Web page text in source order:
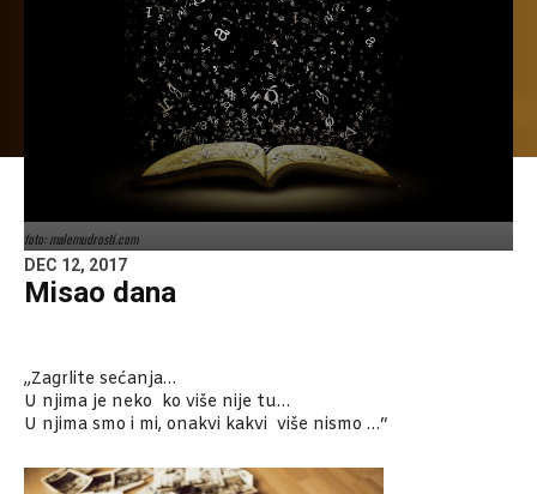
foto: malemudrosti.com
DEC 12, 2017
Misao dana
„Zagrlite sećanja…
U njima je neko ko više nije tu…
U njima smo i mi, onakvi kakvi više nismo …“